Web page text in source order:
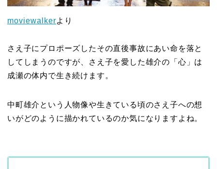
moviewalkerより
さえ子にプロポーズしたその直後事故にあい命を落と
してしまうのですが、さえ子を愛した雄介の「心」は
成瀬の体内で生き続けます。
中町雄介という人物像や生きている頃のさえ子への想
いがどのように描かれているのか気になりますよね。